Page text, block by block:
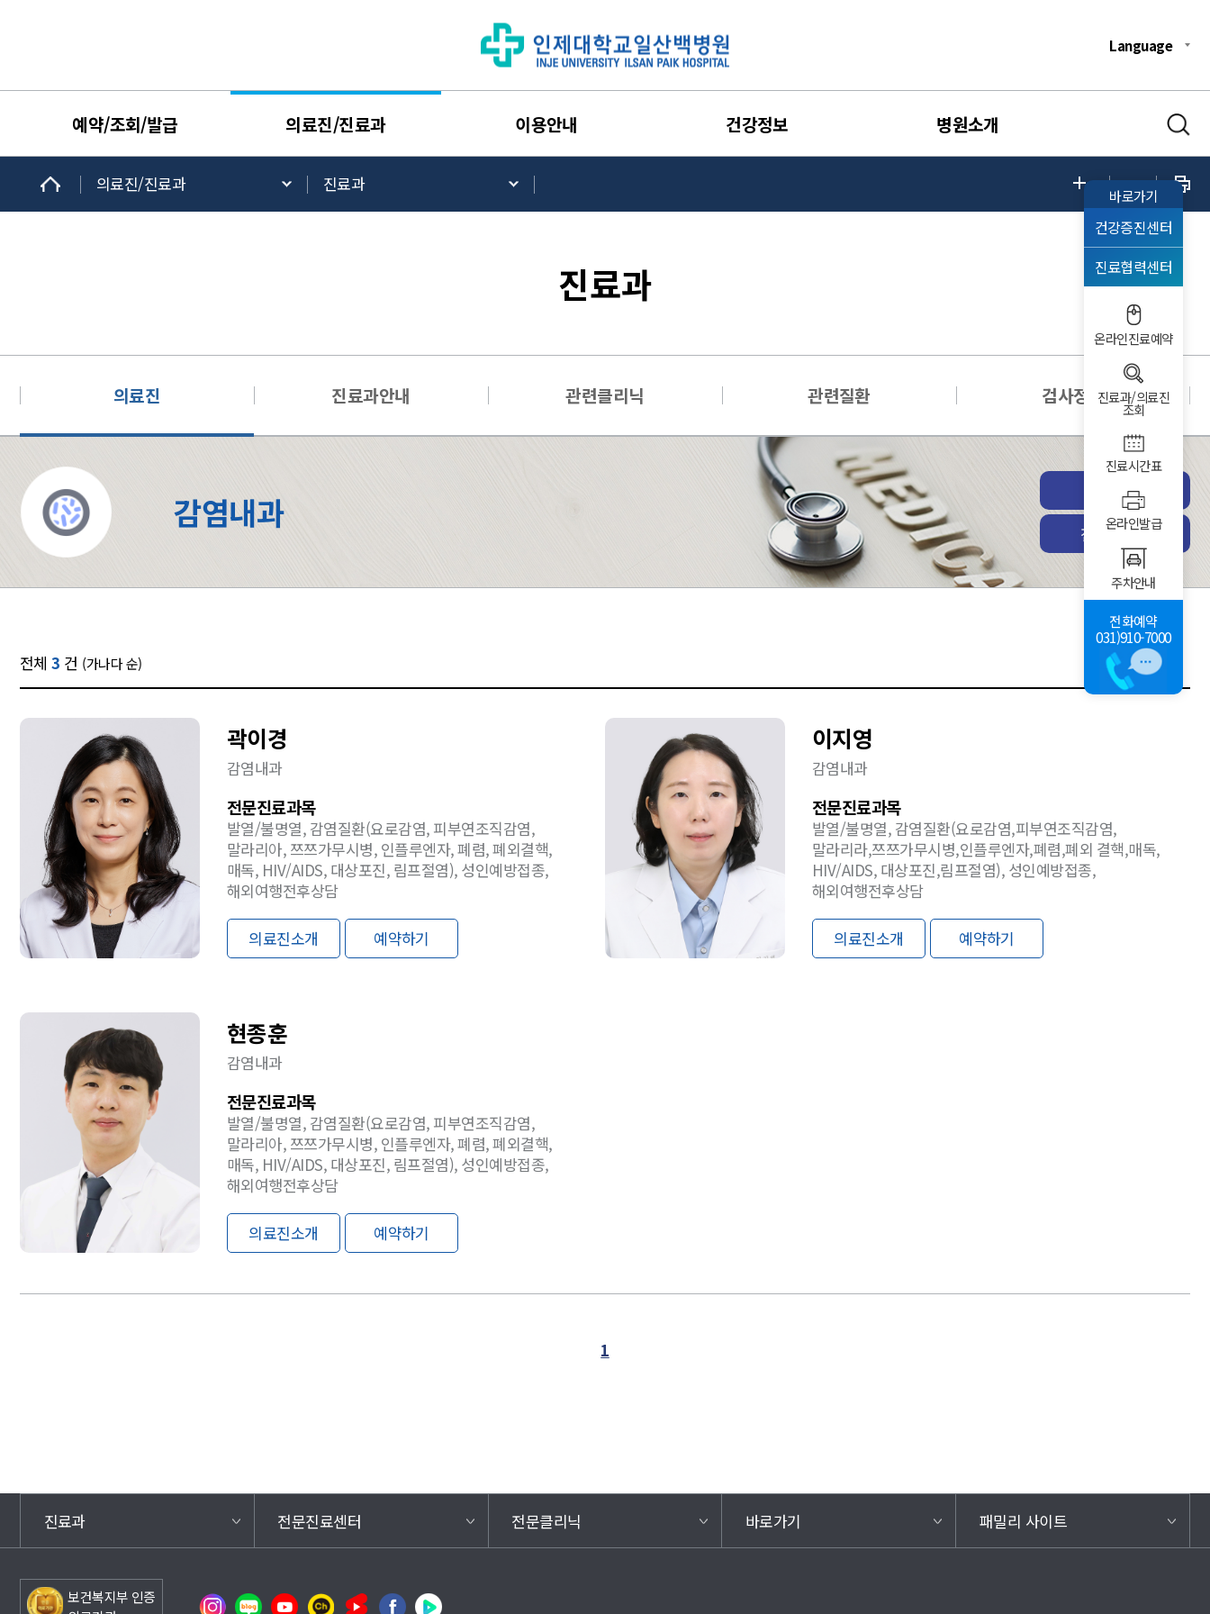
Language
예약/조회/발급 의료진/진료과 이용안내 건강정보 병원소개
의료진/진료과 진료과
진료과
의료진 진료과안내 관련클리닉 관련질환 검사정보
감염내과
진료예약
전체진료과
전체3 건 (가나다 순)
곽이경
감염내과
전문진료과목
발열/불명열, 감염질환(요로감염, 피부연조직감염,
말라리아, 쯔쯔가무시병, 인플루엔자, 폐렴, 폐외결핵,
매독, HIV/AIDS, 대상포진, 림프절염), 성인예방접종,
해외여행전후상담
의료진소개 예약하기
이지영
감염내과
전문진료과목
발열/불명열, 감염질환(요로감염,피부연조직감염,
말라리라,쯔쯔가무시병,인플루엔자,폐렴,폐외 결핵,매독,
HIV/AIDS, 대상포진,림프절염), 성인예방접종,
해외여행전후상담
의료진소개 예약하기
현종훈
감염내과
전문진료과목
발열/불명열, 감염질환(요로감염, 피부연조직감염,
말라리아, 쯔쯔가무시병, 인플루엔자, 폐렴, 폐외결핵,
매독, HIV/AIDS, 대상포진, 림프절염), 성인예방접종,
해외여행전후상담
의료진소개 예약하기
1
바로가기
건강증진센터
진료협력센터
온라인진료예약
진료과/의료진
조회
진료시간표
온라인발급
주차안내
전화예약
031)910-7000
진료과 전문진료센터 전문클리닉 바로가기 패밀리 사이트
보건복지부 인증